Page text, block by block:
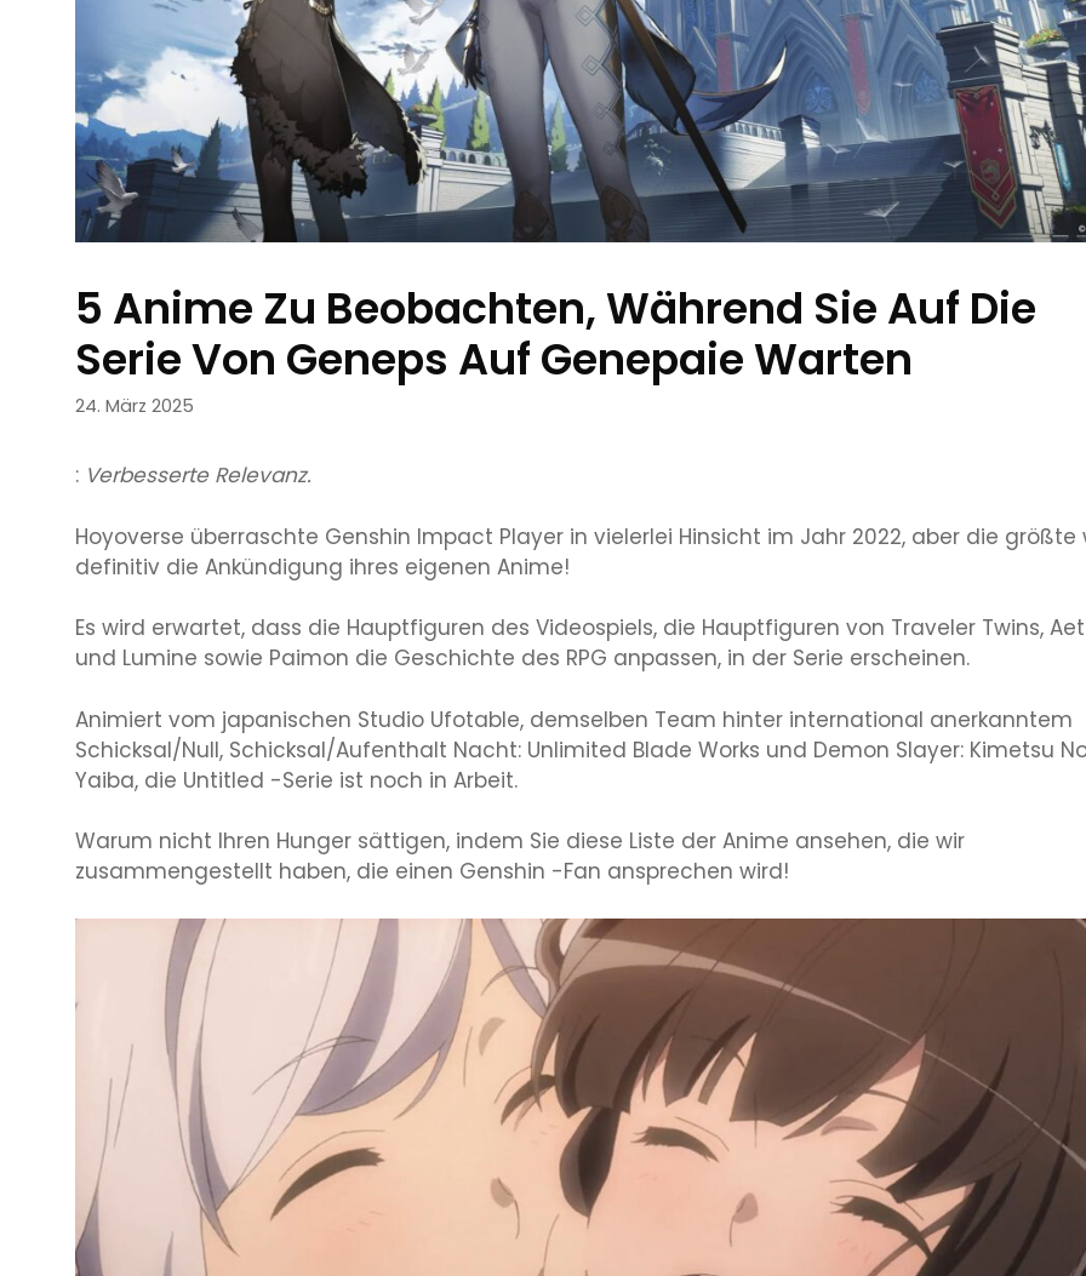
5 Anime Zu Beobachten, Während Sie Auf Die
Serie Von Geneps Auf Genepaie Warten
24. März 2025
: Verbesserte Relevanz.
Hoyoverse überraschte Genshin Impact Player in vielerlei Hinsicht im Jahr 2022, aber die größte
definitiv die Ankündigung ihres eigenen Anime!
Es wird erwartet, dass die Hauptfiguren des Videospiels, die Hauptfiguren von Traveler Twins,
und Lumine sowie Paimon die Geschichte des RPG anpassen, in der Serie erscheinen.
Animiert vom japanischen Studio Ufotable, demselben Team hinter international anerkanntem
Schicksal/Null, Schicksal/Aufenthalt Nacht: Unlimited Blade Works und Demon Slayer: Kimetsu
Yaiba, die Untitled -Serie ist noch in Arbeit.
Warum nicht Ihren Hunger sättigen, indem Sie diese Liste der Anime ansehen, die wir
zusammengestellt haben, die einen Genshin -Fan ansprechen wird!